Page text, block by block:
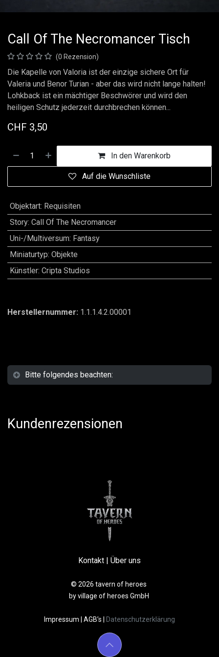
Call Of The Necromancer Tisch
(0 Rezension)
Die Kapelle von Valoria ist der einzige sichere Ort für
Valeria und Benor Turian - aber das wird nicht lange halten!
Lohkback ist ein mächtiger Beschwörer und wird den
heiligen Schutz jederzeit durchbrechen können...
CHF 3,50
In den Warenkorb
Auf die Wunschliste
Objektart: Requisiten
Story: Call Of The Necromancer
Uni-/Multiversum: Fantasy
Miniaturtyp: Objekte
Künstler: Cripta Studios
Herstellernummer: 1.1.1.4.2.00001
Bitte folgendes beachten:
Kundenrezensionen
Kontakt | Über uns
© 2026 tavern of heroes
by village of heroes GmbH
Impressum AGB’s Datenschutzerklärung​